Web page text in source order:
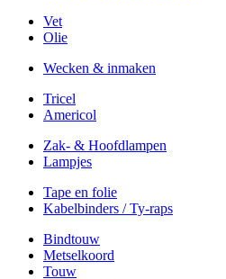
Vet
Olie
Wecken & inmaken
Tricel
Americol
Zak- & Hoofdlampen
Lampjes
Tape en folie
Kabelbinders / Ty-raps
Bindtouw
Metselkoord
Touw